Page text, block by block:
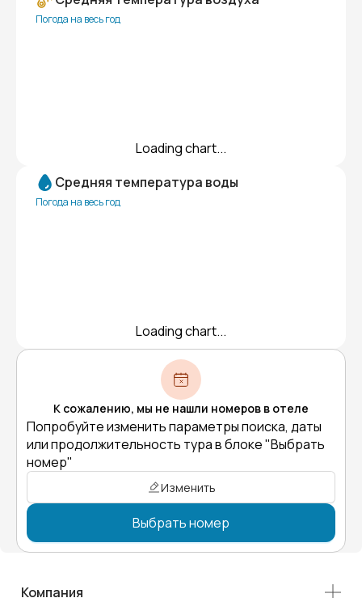
Погода на весь год
Loading chart...
Средняя температура воды
Погода на весь год
Loading chart...
К сожалению, мы не нашли номеров в отеле
Попробуйте изменить параметры поиска, даты
или продолжительность тура в блоке "Выбрать
номер"
Изменить
Выбрать номер
Компания